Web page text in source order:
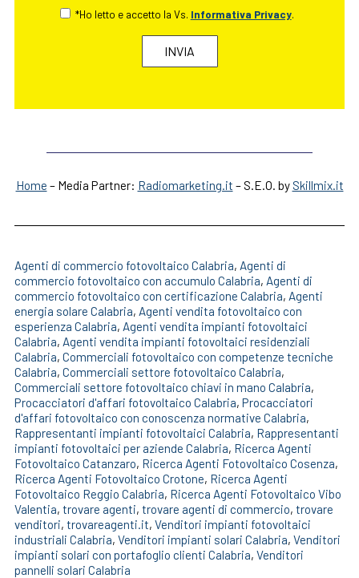
*Ho letto e accetto la Vs. Informativa Privacy.
Home – Media Partner: Radiomarketing.it – S.E.O. by Skillmix.it
Agenti di commercio fotovoltaico Calabria, Agenti di
commercio fotovoltaico con accumulo Calabria, Agenti di
commercio fotovoltaico con certificazione Calabria, Agenti
energia solare Calabria, Agenti vendita fotovoltaico con
esperienza Calabria, Agenti vendita impianti fotovoltaici
Calabria, Agenti vendita impianti fotovoltaici residenziali
Calabria, Commerciali fotovoltaico con competenze tecniche
Calabria, Commerciali settore fotovoltaico Calabria,
Commerciali settore fotovoltaico chiavi in mano Calabria,
Procacciatori d'affari fotovoltaico Calabria, Procacciatori
d'affari fotovoltaico con conoscenza normative Calabria,
Rappresentanti impianti fotovoltaici Calabria, Rappresentanti
impianti fotovoltaici per aziende Calabria, Ricerca Agenti
Fotovoltaico Catanzaro, Ricerca Agenti Fotovoltaico Cosenza,
Ricerca Agenti Fotovoltaico Crotone, Ricerca Agenti
Fotovoltaico Reggio Calabria, Ricerca Agenti Fotovoltaico Vibo
Valentia, trovare agenti, trovare agenti di commercio, trovare
venditori, trovareagenti.it, Venditori impianti fotovoltaici
industriali Calabria, Venditori impianti solari Calabria, Venditori
impianti solari con portafoglio clienti Calabria, Venditori
pannelli solari Calabria